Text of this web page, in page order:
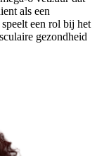
als een
een rol bij het
gezondheid